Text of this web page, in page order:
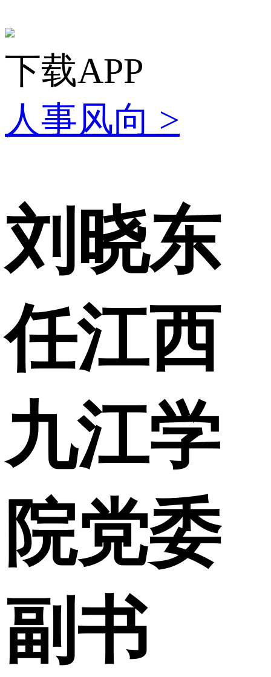
下载APP
人事风向 >
刘晓东
任江西
九江学
院党委
副书